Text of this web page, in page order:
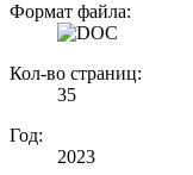
Формат файла:
Кол-во страниц:
35
Год:
2023